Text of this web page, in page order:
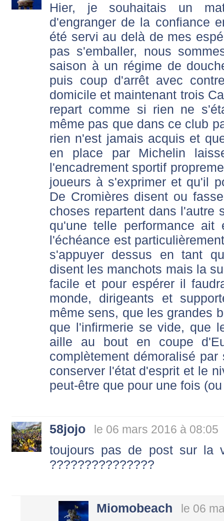
Hier, je souhaitais un
d'engranger de la confiance
été servi au delà de mes
pas s'emballer, nous
saison à un régime de
puis coup d'arrêt avec
domicile et maintenant trois
repart comme si rien ne
même pas que dans ce club
rien n'est jamais acquis et
en place par Michelin
l'encadrement sportif
joueurs à s'exprimer et qu'il
De Cromières disent ou
choses repartent dans l'autre
qu'une telle performance
l'échéance est
s'appuyer dessus en tant
disent les manchots mais la
facile et pour espérer il
monde, dirigeants et
même sens, que les grandes
que l'infirmerie se vide, que
aille au bout en coupe
complètement démoralisé
conserver l'état d'esprit et le
peut-être que pour une fois
58jojo le 06 mars 2016 à 08:05
toujours pas de post sur la
???????????????
Miomobeach le 06